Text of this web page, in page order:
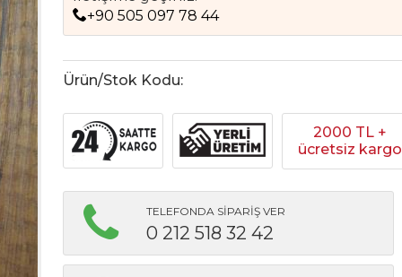
+90 505 097 78 44
Ürün/Stok Kodu:
2000 TL +
ücretsiz kargo
TELEFONDA SİPARİŞ VER
0 212 518 32 42